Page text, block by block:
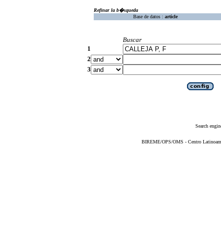
Refinar la b�squeda
Base de datos : article
Buscar
1
2
3
Search
BIREME/OPS/OMS - Centro